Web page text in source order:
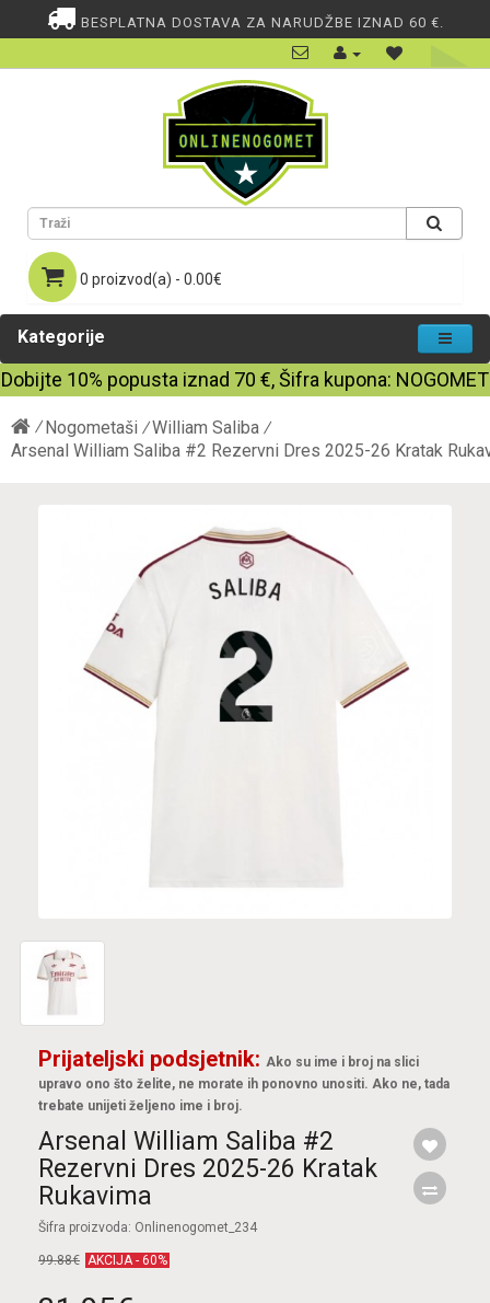
BESPLATNA DOSTAVA ZA NARUDŽBE IZNAD 60 €.
0 proizvod(a) - 0.00€
Kategorije
Dobijte 10% popusta iznad 70 €, Šifra kupona: NOGOMET
Nogometaši
William Saliba
Arsenal William Saliba #2 Rezervni Dres 2025-26 Kratak
Prijateljski podsjetnik: Ako su ime i broj na slici
upravo ono što želite, ne morate ih ponovno unositi. Ako ne, tada
trebate unijeti željeno ime i broj.
Arsenal William Saliba #2
Rezervni Dres 2025-26 Kratak
Rukavima
Šifra proizvoda: Onlinenogomet_234
99.88€ AKCIJA - 60%